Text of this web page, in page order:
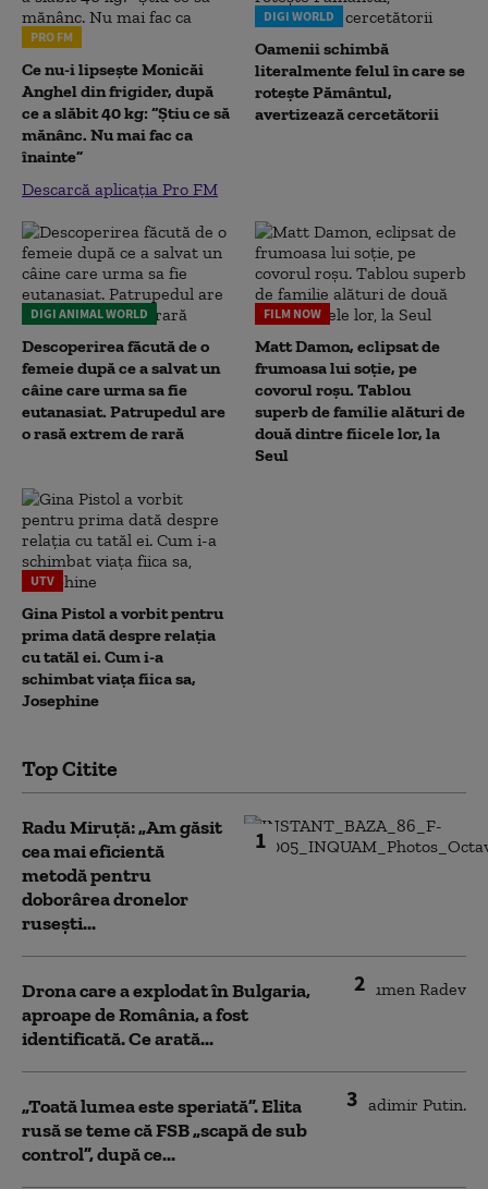
PRO FM
Ce nu-i lipsește Monicăi
Anghel din frigider, după
ce a slăbit 40 kg: “Știu ce să
mănânc. Nu mai fac ca
înainte”
Descarcă aplicația Pro FM
DIGI WORLD
Oamenii schimbă
literalmente felul în care se
rotește Pământul,
avertizează cercetătorii
DIGI ANIMAL WORLD
Descoperirea făcută de o
femeie după ce a salvat un
câine care urma sa fie
eutanasiat. Patrupedul are
o rasă extrem de rară
FILM NOW
Matt Damon, eclipsat de
frumoasa lui soție, pe
covorul roșu. Tablou
superb de familie alături de
două dintre fiicele lor, la
Seul
UTV
Gina Pistol a vorbit pentru
prima dată despre relația
cu tatăl ei. Cum i-a
schimbat viața fiica sa,
Josephine
Top Citite
1
Radu Miruță: „Am găsit
cea mai eficientă
metodă pentru
doborârea dronelor
rusești...
2
Drona care a explodat în Bulgaria,
aproape de România, a fost
identificată. Ce arată...
3
„Toată lumea este speriată”. Elita
rusă se teme că FSB „scapă de sub
control”, după ce...